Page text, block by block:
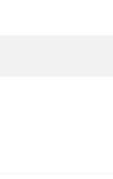
bilgiler bulunuyor.